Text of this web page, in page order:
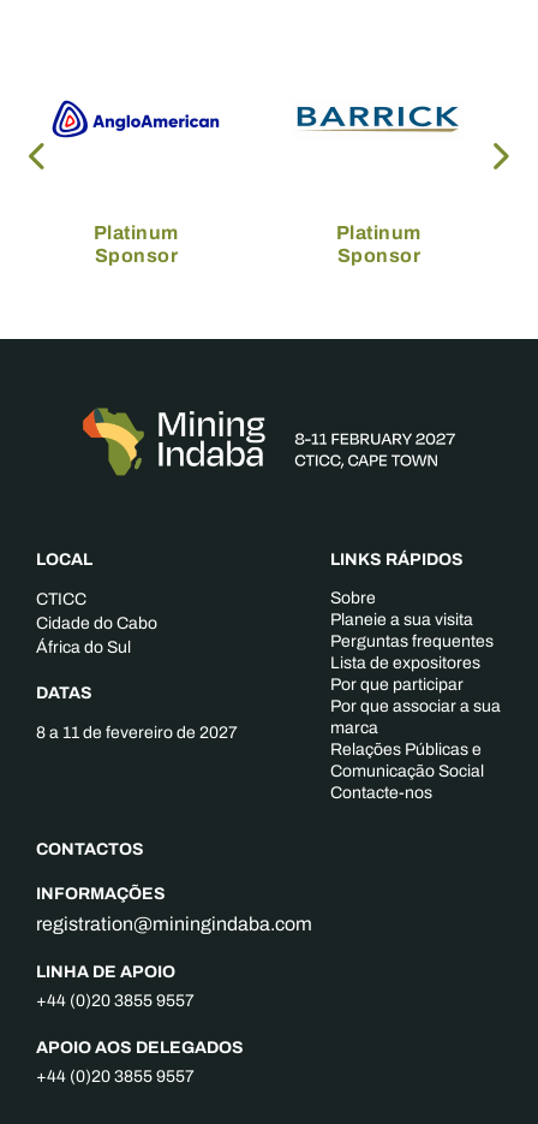
Platinum
Sponsor
Platinum
Sponsor
LOCAL
CTICC
Cidade do Cabo
África do Sul
DATAS
8 a 11 de fevereiro de 2027
CONTACTOS
INFORMAÇÕES
registration@miningindaba.com
LINHA DE APOIO
+44 (0)20 3855 9557
APOIO AOS DELEGADOS
+44 (0)20 3855 9557
LINKS RÁPIDOS
Sobre
Planeie a sua visita
Perguntas frequentes
Lista de expositores
Por que participar
Por que associar a sua
marca
Relações Públicas e
Comunicação Social
Contacte-nos